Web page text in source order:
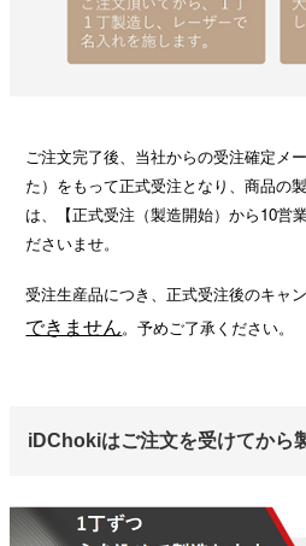
ご注文完了後、当社からの受注確定メ
た）をもって正式受注となり、商品の
は、【正式受注（製造開始）から10営
ださいませ。
受注生産品につき、正式受注後のキャ
できません。予めご了承ください。
iDChokiはご注文を受けてから